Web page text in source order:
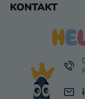
KONTAKT